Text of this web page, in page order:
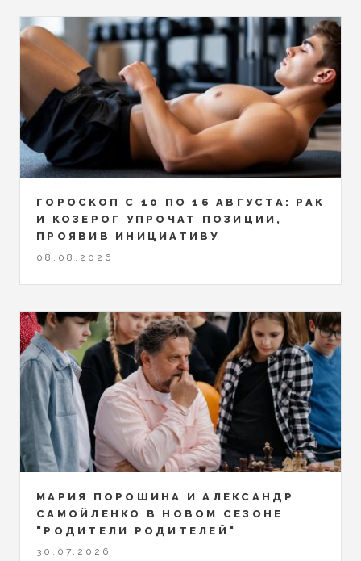
ГОРОСКОП С 10 ПО 16 АВГУСТА: РАК
И КОЗЕРОГ УПРОЧАТ ПОЗИЦИИ,
ПРОЯВИВ ИНИЦИАТИВУ
08.08.2026
МАРИЯ ПОРОШИНА И АЛЕКСАНДР
САМОЙЛЕНКО В НОВОМ СЕЗОНЕ
"РОДИТЕЛИ РОДИТЕЛЕЙ"
30.07.2026